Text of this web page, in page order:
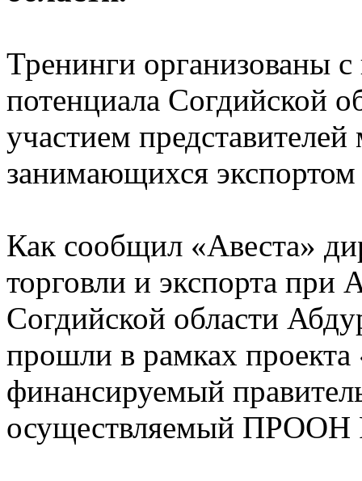
Тренинги организованы
потенциала Согдийской
участием
занимающихся
Как сообщил «Авеста»
торговли и экспорта при
Согдийской области
прошли в рамках проекта
финансируемый
осуществляемый ПРООН